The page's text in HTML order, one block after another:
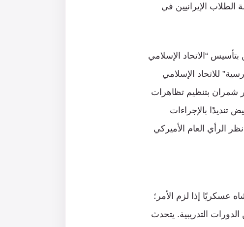
الطلاب الإيرانيين في
بتأسيس “الاتحاد الإسلامي
للاتحاد الإسلامي
اعتقال الإمام الخميني عام 1963 قام الدكتور شمران بتنظيم تظاهرات
تنديدًا بالإجراءات
الرأي العام الأميركي
عسكريًا إذا لزم الأمر؛
ومسؤول أول عن الدورات التدريبية. يتحدث